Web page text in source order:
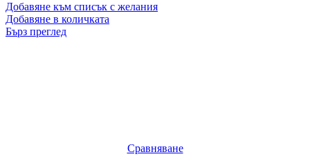
Добавяне към списък с желания
Добавяне в количката
Бърз преглед
Сравняване